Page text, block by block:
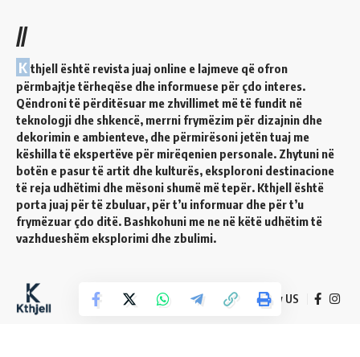
//
K thjell është revista juaj online e lajmeve që ofron
përmbajtje tërheqëse dhe informuese për çdo interes.
Qëndroni të përditësuar me zhvillimet më të fundit në
teknologji dhe shkencë, merrni frymëzim për dizajnin dhe
dekorimin e ambienteve, dhe përmirësoni jetën tuaj me
këshilla të ekspertëve për mirëqenien personale. Zhytuni në
botën e pasur të artit dhe kulturës, eksploroni destinacione
të reja udhëtimi dhe mësoni shumë më tepër. Kthjell është
porta juaj për të zbuluar, për t’u informuar dhe për t’u
frymëzuar çdo ditë. Bashkohuni me ne në këtë udhëtim të
vazhdueshëm eksplorimi dhe zbulimi.
Follow US